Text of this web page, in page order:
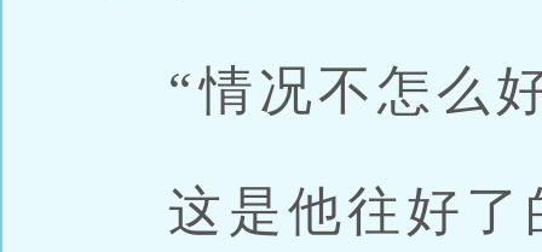
“情况不怎么
这是他往好了